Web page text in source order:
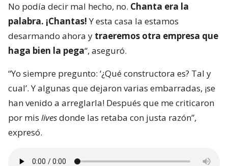
No podía decir mal hecho, no. Chanta era la
palabra. ¡Chantas!Y esta casa la estamos
desarmando ahora y traeremos otra empresa que
haga bien la pega“, aseguró.
“Yo siempre pregunto: ‘¿Qué constructora es? Tal y
cual’. Y algunas que dejaron varias embarradas, ¡se
han venido a arreglarla! Después que me criticaron
por mis livesdonde las retaba con justa razón”,
expresó.